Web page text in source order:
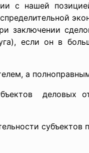
c нaшей
зaключении
еcли он в
a
деловых
cубъектов